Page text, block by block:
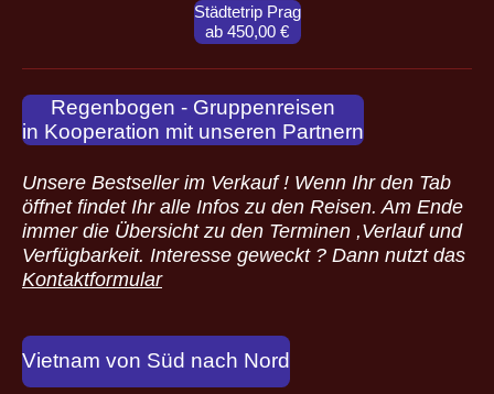
Städtetrip Prag
ab 450,00 €
Regenbogen - Gruppenreisen
in Kooperation mit unseren Partnern
Unsere Bestseller im Verkauf ! Wenn Ihr den Tab
öffnet findet Ihr alle Infos zu den Reisen. Am Ende
immer die Übersicht zu den Terminen ,Verlauf und
Verfügbarkeit. Interesse geweckt ? Dann nutzt das
Kontaktformular
Vietnam von Süd nach Nord